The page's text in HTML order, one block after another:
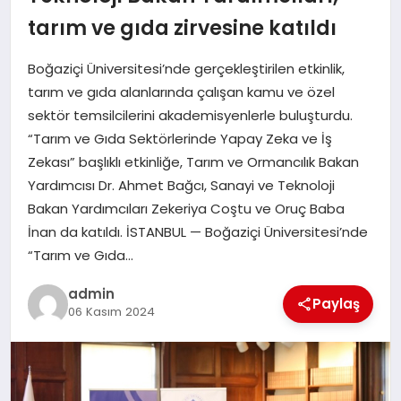
MAGAZIN
SAĞLIK
SPOR
TEKNOLOJI
YAŞAM
tarım ve gıda zirvesine katıldı
Boğaziçi Üniversitesi’nde gerçekleştirilen etkinlik,
tarım ve gıda alanlarında çalışan kamu ve özel
sektör temsilcilerini akademisyenlerle buluşturdu.
“Tarım ve Gıda Sektörlerinde Yapay Zeka ve İş
Zekası” başlıklı etkinliğe, Tarım ve Ormancılık Bakan
Yardımcısı Dr. Ahmet Bağcı, Sanayi ve Teknoloji
Bakan Yardımcıları Zekeriya Coştu ve Oruç Baba
İnan da katıldı. İSTANBUL — Boğaziçi Üniversitesi’nde
“Tarım ve Gıda…
admin
06 Kasım 2024 Paylaş